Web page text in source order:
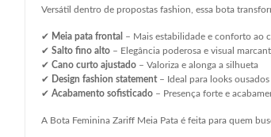
Versátil dentro de propostas fashion, essa bota
✔ Meia pata frontal – Mais estabilidade e conforto ao
✔ Salto fino alto – Elegância poderosa e visual
✔ Cano curto ajustado – Valoriza e alonga a silhueta
✔ Design fashion statement– Ideal para looks
✔ Acabamento sofisticado – Presença forte e
A Bota Feminina Zariff Meia Pata é feita para quem